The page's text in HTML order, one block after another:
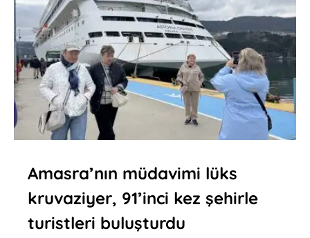
Amasra’nın müdavimi lüks
kruvaziyer, 91’inci kez şehirle
turistleri buluşturdu